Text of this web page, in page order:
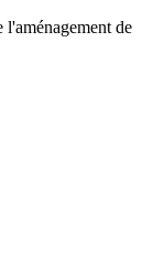
de